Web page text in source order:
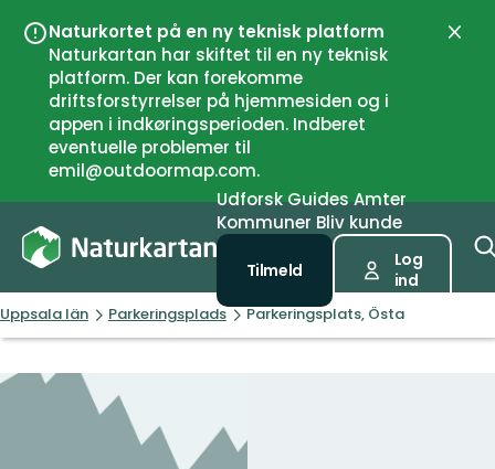
Naturkortet på en ny teknisk platform
Naturkartan har skiftet til en ny teknisk
platform. Der kan forekomme
driftsforstyrrelser på hjemmesiden og i
appen i indkøringsperioden. Indberet
eventuelle problemer til
emil@outdoormap.com.
Luk
UdforskGuidesAmter
Kommuner Bliv kunde
Tilmeld
Log
ind
Uppsala län Parkeringsplads Parkeringsplats, Östa